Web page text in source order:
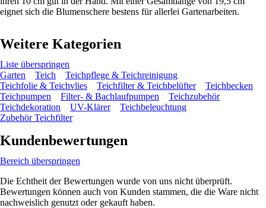
eignet sich die Blumenschere bestens für allerlei Gartenarbeiten.
Weitere Kategorien
Liste überspringen
Garten
Teich
Teichpflege & Teichreinigung
Teichfolie & Teichvlies
Teichfilter & Teichbelüfter
Teichbecken
Teichpumpen
Filter- & Bachlaufpumpen
Teichzubehör
Teichdekoration
UV-Klärer
Teichbeleuchtung
Zubehör Teichfilter
Kundenbewertungen
Bereich überspringen
Die Echtheit der Bewertungen wurde von uns nicht überprüft.
Bewertungen können auch von Kunden stammen, die die Ware nicht
nachweislich genutzt oder gekauft haben.